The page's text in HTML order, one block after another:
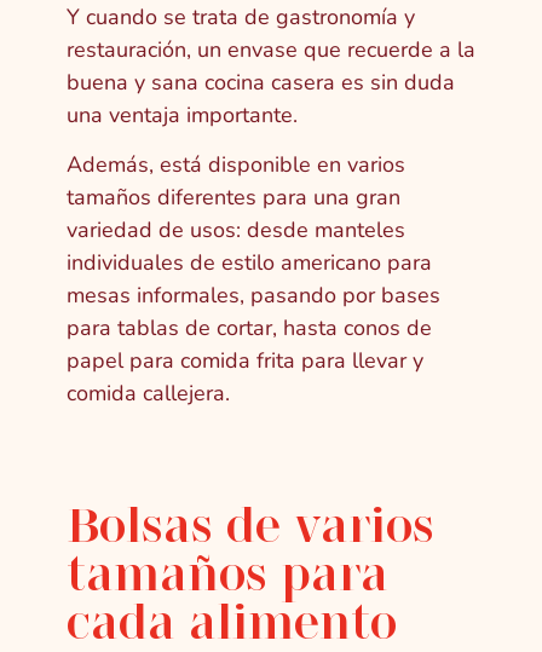
Y cuando se trata de gastronomía y
restauración, un envase que recuerde a la
buena y sana cocina casera es sin duda
una ventaja importante.
Además, está disponible en varios
tamaños diferentes para una gran
variedad de usos: desde manteles
individuales de estilo americano para
mesas informales, pasando por bases
para tablas de cortar, hasta conos de
papel para comida frita para llevar y
comida callejera.
Bolsas de varios
tamaños para
cada alimento